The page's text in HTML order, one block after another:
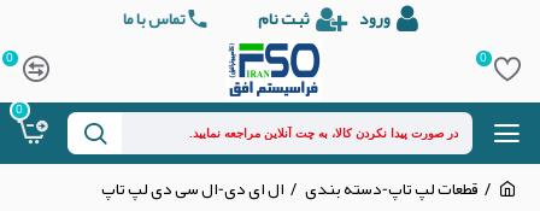
ورود ثبت نام تماس با ما
0
0
0
قطعات لپ تاپ-دسته بندی ال ای دی-ال سی دی لپ تاپ